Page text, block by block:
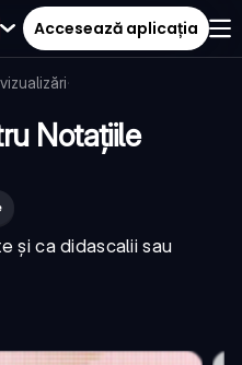
Accesează aplicația
vizualizări·
Notațiile
și ca didascalii sau